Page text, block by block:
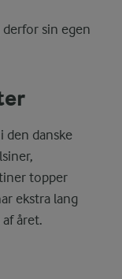
sin egen
den danske
topper
ekstra lang
året.